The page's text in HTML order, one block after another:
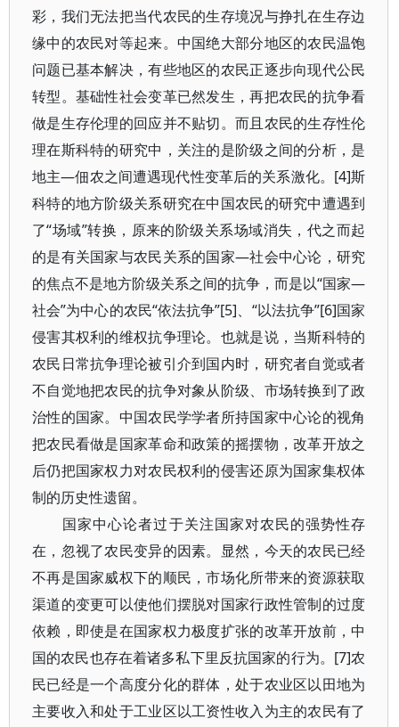
彩，我们无法把当代农民的生存境况与挣扎在生存边
缘中的农民对等起来。中国绝大部分地区的农民温饱
问题已基本解决，有些地区的农民正逐步向现代公民
转型。基础性社会变革已然发生，再把农民的抗争看
做是生存伦理的回应并不贴切。而且农民的生存性伦
理在斯科特的研究中，关注的是阶级之间的分析，是
地主—佃农之间遭遇现代性变革后的关系激化。[4]斯
科特的地方阶级关系研究在中国农民的研究中遭遇到
了“场域”转换，原来的阶级关系场域消失，代之而起
的是有关国家与农民关系的国家—社会中心论，研究
的焦点不是地方阶级关系之间的抗争，而是以“国家—
社会”为中心的农民“依法抗争”[5]、“以法抗争”[6]国家
侵害其权利的维权抗争理论。也就是说，当斯科特的
农民日常抗争理论被引介到国内时，研究者自觉或者
不自觉地把农民的抗争对象从阶级、市场转换到了政
治性的国家。中国农民学学者所持国家中心论的视角
把农民看做是国家革命和政策的摇摆物，改革开放之
后仍把国家权力对农民权利的侵害还原为国家集权体
制的历史性遗留。
国家中心论者过于关注国家对农民的强势性存
在，忽视了农民变异的因素。显然，今天的农民已经
不再是国家威权下的顺民，市场化所带来的资源获取
渠道的变更可以使他们摆脱对国家行政性管制的过度
依赖，即使是在国家权力极度扩张的改革开放前，中
国的农民也存在着诸多私下里反抗国家的行为。[7]农
民已经是一个高度分化的群体，处于农业区以田地为
主要收入和处于工业区以工资性收入为主的农民有了